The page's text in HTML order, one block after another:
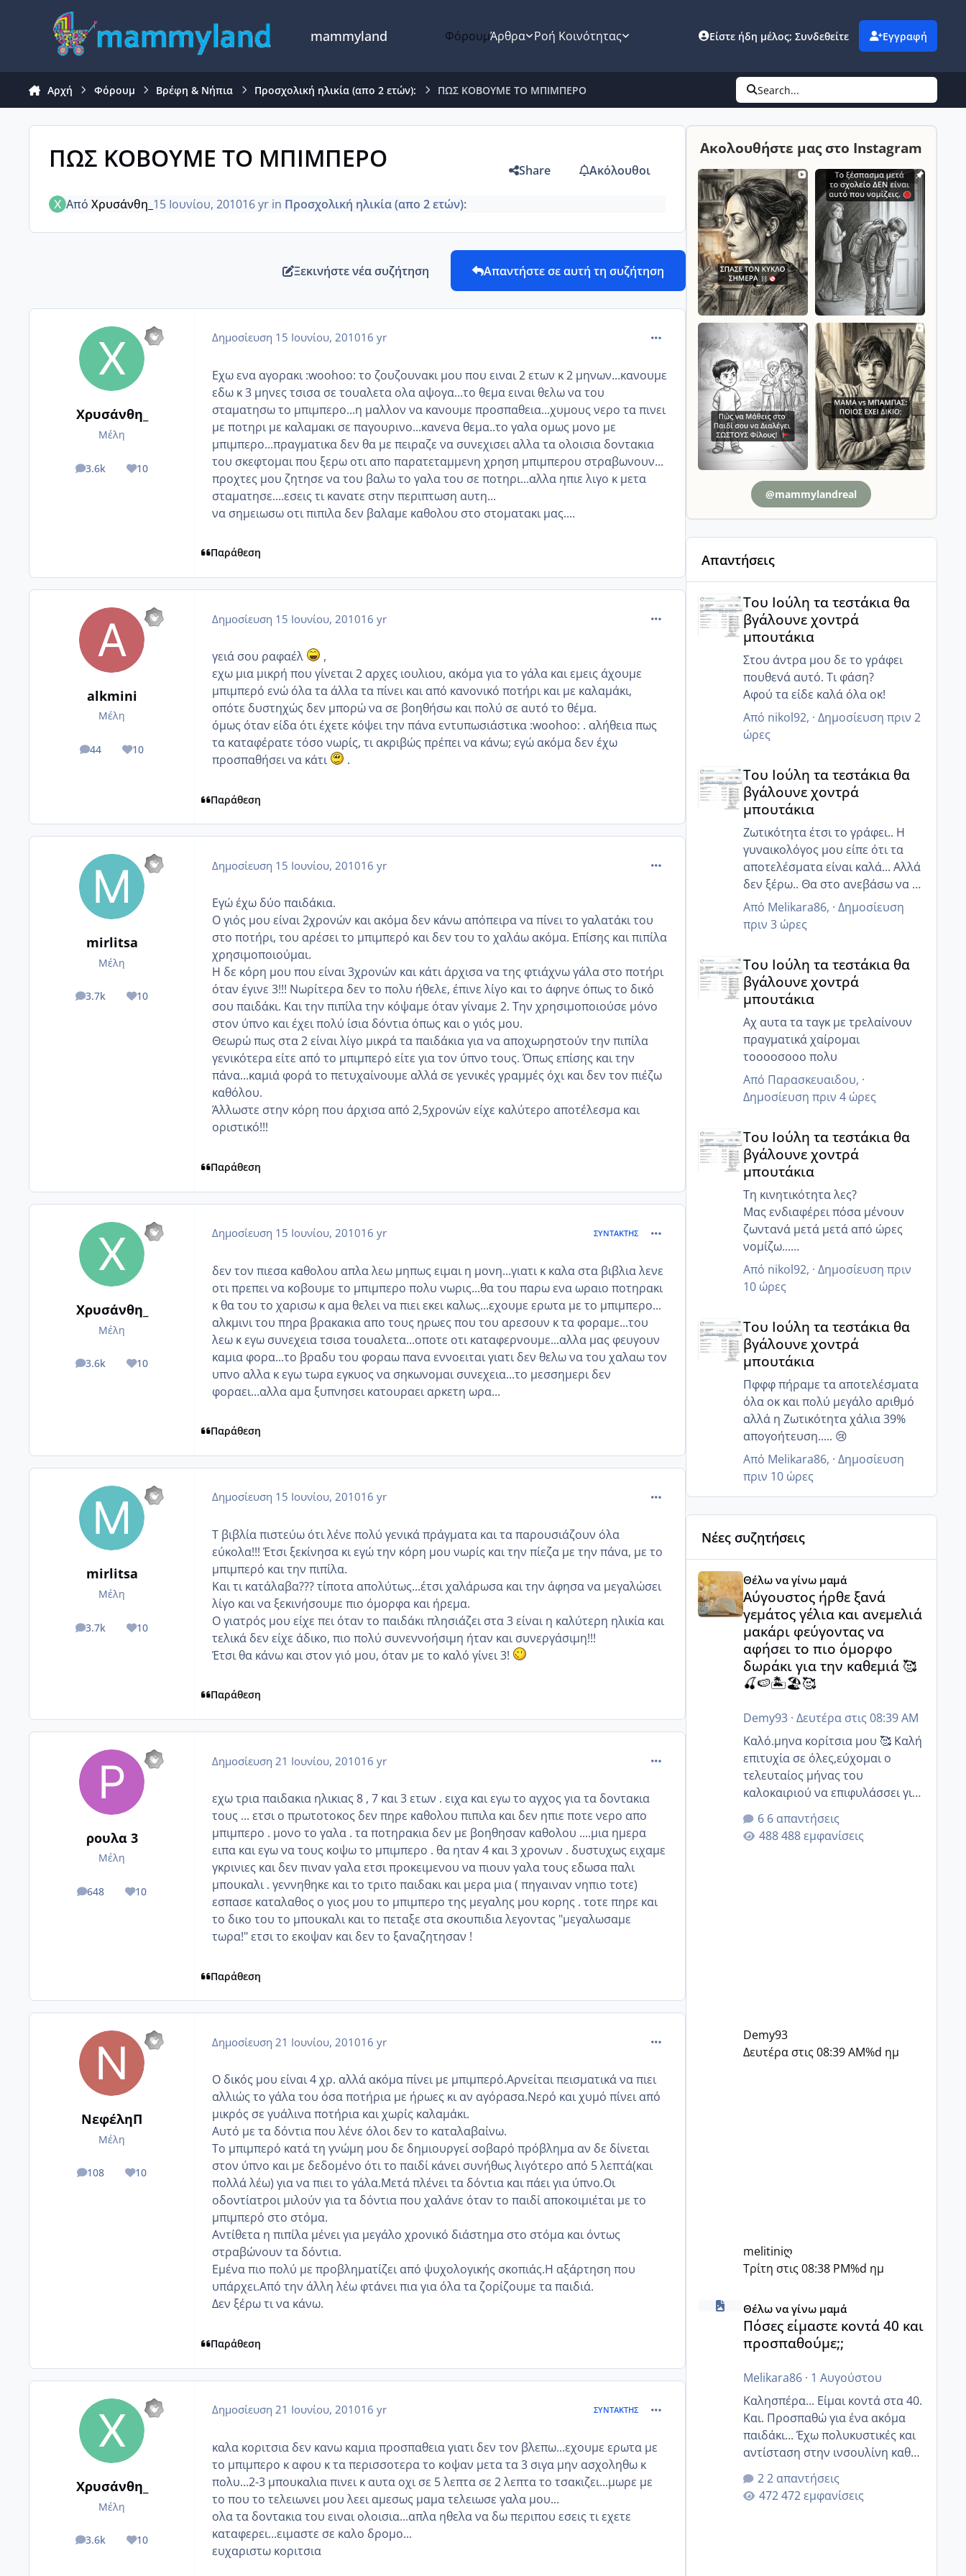
Μετάβαση σε περιεχόμενο
mammyland ΦόρουμΆρθρα Ροή Κοινότητας Είστε ήδη μέλος; Συνδεθείτε Εγγραφή
Αρχή Φόρουμ Βρέφη & Νήπια Προσχολική ηλικία (απο 2 ετών): ΠΩΣ ΚΟΒΟΥΜΕ ΤΟ ΜΠΙΜΠΕΡΟ Search...
ΠΩΣ ΚΟΒΟΥΜΕ ΤΟ ΜΠΙΜΠΕΡΟ Share Ακόλουθοι
ΑπόΧρυσάνθη_ 15 Ιουνίου, 201016 yr in Προσχολική ηλικία (απο 2 ετών):
Ξεκινήστε νέα συζήτηση Απαντήστε σε αυτή τη συζήτηση
Χρυσάνθη_
Μέλη
3.6k
posts 10
Reputation
Δημοσίευση 15 Ιουνίου, 201016 yr comment_14000
Εχω ενα αγορακι :woohoo: το ζουζουνακι μου που ειναι 2 ετων κ 2 μηνων...κανουμε
εδω κ 3 μηνες τσισα σε τουαλετα ολα αψογα...το θεμα ειναι θελω να του
σταματησω το μπιμπερο...η μαλλον να κανουμε προσπαθεια...χυμους νερο τα πινει
με ποτηρι με καλαμακι σε παγουρινο...κανενα θεμα..το γαλα ομως μονο με
μπιμπερο...πραγματικα δεν θα με πειραζε να συνεχισει αλλα τα ολοισια δοντακια
του σκεφτομαι που ξερω οτι απο παρατεταμμενη χρηση μπιμπερου στραβωνουν...
προχτες μου ζητησε να του βαλω το γαλα του σε ποτηρι...αλλα ηπιε λιγο κ μετα
σταματησε....εσεις τι κανατε στην περιπτωση αυτη...
να σημειωσω οτι πιπιλα δεν βαλαμε καθολου στο στοματακι μας....
Παράθεση
alkmini
Μέλη
44
posts 10
Reputation
Δημοσίευση 15 Ιουνίου, 201016 yr comment_517741
γειά σου ραφαέλ
,
εχω μια μικρή που γίνεται 2 αρχες ιουλιου, ακόμα για το γάλα και εμεις άχουμε
μπιμπερό ενώ όλα τα άλλα τα πίνει και από κανονικό ποτήρι και με καλαμάκι,
οπότε δυστηχώς δεν μπορώ να σε βοηθήσω και πολύ σε αυτό το θέμα.
όμως όταν είδα ότι έχετε κόψει την πάνα εντυπωσιάστικα :woohoo: . αλήθεια πως
τα καταφέρατε τόσο νωρίς, τι ακριβώς πρέπει να κάνω; εγώ ακόμα δεν έχω
προσπαθήσει να κάτι
.
Παράθεση
mirlitsa
Μέλη
3.7k
posts 10
Reputation
Δημοσίευση 15 Ιουνίου, 201016 yr comment_517773
Eγώ έχω δύο παιδάκια.
Ο γιός μου είναι 2χρονών και ακόμα δεν κάνω απόπειρα να πίνει το γαλατάκι του
στο ποτήρι, του αρέσει το μπιμπερό και δεν του το χαλάω ακόμα. Επίσης και πιπίλα
χρησιμοποιούμαι.
Η δε κόρη μου που είναι 3χρονών και κάτι άρχισα να της φτιάχνω γάλα στο ποτήρι
όταν έγινε 3!!! Νωρίτερα δεν το πολυ ήθελε, έπινε λίγο και το άφηνε όπως το δικό
σου παιδάκι. Και την πιπίλα την κόψαμε όταν γίναμε 2. Την χρησιμοποιούσε μόνο
στον ύπνο και έχει πολύ ίσια δόντια όπως και ο γιός μου.
Θεωρώ πως στα 2 είναι λίγο μικρά τα παιδάκια για να αποχωρηστούν την πιπίλα
γενικότερα είτε από το μπιμπερό είτε για τον ύπνο τους. Όπως επίσης και την
πάνα...καμιά φορά το πετυχαίνουμε αλλά σε γενικές γραμμές όχι και δεν τον πιέζω
καθόλου.
Άλλωστε στην κόρη που άρχισα από 2,5χρονών είχε καλύτερο αποτέλεσμα και
οριστικό!!!
Παράθεση
Χρυσάνθη_
Μέλη
3.6k
posts 10
Reputation
Δημοσίευση 15 Ιουνίου, 201016 yr ΣΥΝΤΆΚΤΗΣ comment_517851
δεν τον πιεσα καθολου απλα λεω μηπως ειμαι η μονη...γιατι κ καλα στα βιβλια λενε
οτι πρεπει να κοβουμε το μπιμπερο πολυ νωρις...θα του παρω ενα ωραιο ποτηρακι
κ θα του το χαρισω κ αμα θελει να πιει εκει καλως...εχουμε ερωτα με το μπιμπερο...
αλκμινι του πηρα βρακακια απο τους ηρωες που του αρεσουν κ τα φοραμε...του
λεω κ εγω συνεχεια τσισα τουαλετα...οποτε οτι καταφερνουμε...αλλα μας φευγουν
καμια φορα...το βραδυ του φοραω πανα εννοειται γιατι δεν θελω να του χαλαω τον
υπνο αλλα κ εγω τωρα εγκυος να σηκωνομαι συνεχεια...το μεσσημερι δεν
φοραει...αλλα αμα ξυπνησει κατουραει αρκετη ωρα...
Παράθεση
mirlitsa
Μέλη
3.7k
posts 10
Reputation
Δημοσίευση 15 Ιουνίου, 201016 yr comment_517861
Τ βιβλία πιστεύω ότι λένε πολύ γενικά πράγματα και τα παρουσιάζουν όλα
εύκολα!!! Έτσι ξεκίνησα κι εγώ την κόρη μου νωρίς και την πίεζα με την πάνα, με το
μπιμπερό και την πιπίλα.
Και τι κατάλαβα??? τίποτα απολύτως...έτσι χαλάρωσα και την άφησα να μεγαλώσει
λίγο και να ξεκινήσουμε πιο όμορφα και ήρεμα.
Ο γιατρός μου είχε πει όταν το παιδάκι πλησιάζει στα 3 είναι η καλύτερη ηλικία και
τελικά δεν είχε άδικο, πιο πολύ συνεννοήσιμη ήταν και συνεργάσιμη!!!
Έτσι θα κάνω και στον γιό μου, όταν με το καλό γίνει 3!
Παράθεση
ρουλα 3
Μέλη
648
posts 10
Reputation
Δημοσίευση 21 Ιουνίου, 201016 yr comment_522551
εχω τρια παιδακια ηλικιας 8 , 7 και 3 ετων . ειχα και εγω το αγχος για τα δοντακια
τους ... ετσι ο πρωτοτοκος δεν πηρε καθολου πιπιλα και δεν ηπιε ποτε νερο απο
μπιμπερο . μονο το γαλα . τα ποτηρακια δεν με βοηθησαν καθολου ....μια ημερα
ειπα και εγω να τους κοψω το μπιμπερο . θα ηταν 4 και 3 χρονων . δυστυχως ειχαμε
γκρινιες και δεν πιναν γαλα ετσι προκειμενου να πιουν γαλα τους εδωσα παλι
μπουκαλι . γεννηθηκε και το τριτο παιδακι και μερα μια ( πηγαιναν νηπιο τοτε)
εσπασε καταλαθος ο γιος μου το μπιμπερο της μεγαλης μου κορης . τοτε πηρε και
το δικο του το μπουκαλι και το πεταξε στα σκουπιδια λεγοντας "μεγαλωσαμε
τωρα!" ετσι το εκοψαν και δεν το ξαναζητησαν !
Παράθεση
ΝεφέληΠ
Μέλη
108
posts 10
Reputation
Δημοσίευση 21 Ιουνίου, 201016 yr comment_522659
Ο δικός μου είναι 4 χρ. αλλά ακόμα πίνει με μπιμπερό.Αρνείται πεισματικά να πιει
αλλιώς το γάλα του όσα ποτήρια με ήρωες κι αν αγόρασα.Νερό και χυμό πίνει από
μικρός σε γυάλινα ποτήρια και χωρίς καλαμάκι.
Αυτό με τα δόντια που λένε όλοι δεν το καταλαβαίνω.
Το μπιμπερό κατά τη γνώμη μου δε δημιουργεί σοβαρό πρόβλημα αν δε δίνεται
στον ύπνο και με δεδομένο ότι το παιδί κάνει συνήθως λιγότερο από 5 λεπτά(και
πολλά λέω) για να πιει το γάλα.Μετά πλένει τα δόντια και πάει για ύπνο.Οι
οδοντίατροι μιλούν για τα δόντια που χαλάνε όταν το παιδί αποκοιμιέται με το
μπιμπερό στο στόμα.
Αντίθετα η πιπίλα μένει για μεγάλο χρονικό διάστημα στο στόμα και όντως
στραβώνουν τα δόντια.
Εμένα πιο πολύ με προβληματίζει από ψυχολογικής σκοπιάς.Η αξάρτηση που
υπάρχει.Από την άλλη λέω φτάνει πια για όλα τα ζορίζουμε τα παιδιά.
Δεν ξέρω τι να κάνω.
Παράθεση
Χρυσάνθη_
Μέλη
3.6k
posts 10
Reputation
Δημοσίευση 21 Ιουνίου, 201016 yr ΣΥΝΤΆΚΤΗΣ comment_522720
καλα κοριτσια δεν κανω καμια προσπαθεια γιατι δεν τον βλεπω...εχουμε ερωτα με
το μπιμπερο κ αφου κ τα περισσοτερα το κοψαν μετα τα 3 σιγα μην ασχοληθω κ
πολυ...2-3 μπουκαλια πινει κ αυτα οχι σε 5 λεπτα σε 2 λεπτα το τσακιζει...μωρε με
το που το τελειωνει μου λεει αμεσως μαμα τελειωσε γαλα μου...
ολα τα δοντακια του ειναι ολοισια...απλα ηθελα να δω περιπου εσεις τι εχετε
καταφερει...ειμαστε σε καλο δρομο...
ευχαριστω κοριτσια
Ακολουθήστε μας στο Instagram
@mammylandreal
Απαντήσεις
Του Ιούλη τα τεστάκια θα
βγάλουνε χοντρά
μπουτάκια
Στου άντρα μου δε το γράφει
πουθενά αυτό. Τι φάση?
Αφού τα είδε καλά όλα οκ!
Από nikol92, · Δημοσίευση πριν 2
ώρες
Του Ιούλη τα τεστάκια θα
βγάλουνε χοντρά
μπουτάκια
Ζωτικότητα έτσι το γράφει.. Η
γυναικολόγος μου είπε ότι τα
αποτελέσματα είναι καλά... Αλλά
δεν ξέρω.. Θα στο ανεβάσω να το
δεις κ εσύ
Από Melikara86, · Δημοσίευση
πριν 3 ώρες
Του Ιούλη τα τεστάκια θα
βγάλουνε χοντρά
μπουτάκια
Αχ αυτα τα ταγκ με τρελαίνουν
πραγματικά χαίρομαι
τοοοοσοοο πολυ
Από Παρασκευαιδου, ·
Δημοσίευση πριν 4 ώρες
Του Ιούλη τα τεστάκια θα
βγάλουνε χοντρά
μπουτάκια
Τη κινητικότητα λες?
Μας ενδιαφέρει πόσα μένουν
ζωντανά μετά μετά από ώρες
νομίζω...
Γιατί ο άντρας μου έχει 85%
κινητικότητα, αλλα 6 ώρες μετά
μόνο 20% ζουν και 12 ώρες μετά
Γι αυτό μας είπε να κάνουμε πιο
στοχευμένα επαφή..
Μετά από κάποιες ώρες πόσα
ζουν?
Από nikol92, · Δημοσίευση πριν
10 ώρες
Του Ιούλη τα τεστάκια θα
βγάλουνε χοντρά
μπουτάκια
Πφφφ πήραμε τα αποτελέσματα
όλα οκ και πολύ μεγάλο αριθμό
αλλά η Ζωτικότητα χάλια 39%
απογοήτευση..... 😢
Από Melikara86, · Δημοσίευση
πριν 10 ώρες
Νέες συζητήσεις
Αύγουστος ήρθε ξανά γεμάτος γέλια και
Θέλω να γίνω μαμά
Αύγουστος ήρθε ξανά
γεμάτος γέλια και ανεμελιά
μακάρι φεύγοντας να
αφήσει το πιο όμορφο
δωράκι για την καθεμιά 🥰
🍒🍉🏝️🏖️🥰
Demy93· Δευτέρα στις 08:39 AM
Καλό.μηνα κορίτσια μου 🥰 Καλή
επιτυχία σε όλες,εύχομαι ο
τελευταίος μήνας του
καλοκαιριού να επιφυλάσσει για
όλες σας την πιο όμορφη
έκπληξη 🧿 @Elk @Melikara86
@Παρασκευαιδου @Zenia z
6 απαντήσεις
488 εμφανίσεις
Demy93
Δευτέρα στις 08:39 AM%d ημ
melitiniღ
Τρίτη στις 08:38 PM%d ημ
Πόσες είμαστε κοντά 40 και προσπαθούμε;;
Θέλω να γίνω μαμά
Πόσες είμαστε κοντά 40 και
προσπαθούμε;;
Melikara86· 1 Αυγούστου
Καλησπέρα... Είμαι κοντά στα 40.
Και. Προσπαθώ για ένα ακόμα
παιδάκι... Έχω πολυκυστικές και
αντίσταση στην ινσουλίνη καθώς
και χάσιμοτο! Έχω λίγα κιλά
παραπάνω και όσο κ αν
προσπαθώ δεν χάνω εύκολα!
2 απαντήσεις
472 εμφανίσεις